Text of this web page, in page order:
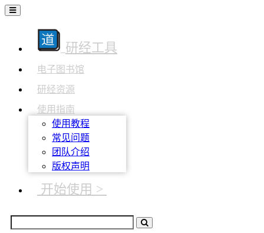
研经工具
电子图书馆
研经资源
使用指南
使用教程
常见问题
团队介绍
版权声明
开始使用 >